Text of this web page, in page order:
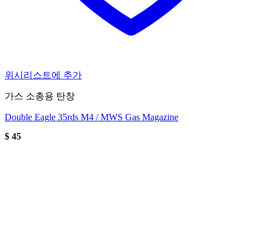
위시리스트에 추가
가스 소총용 탄창
Double Eagle 35rds M4 / MWS Gas Magazine
$ 45